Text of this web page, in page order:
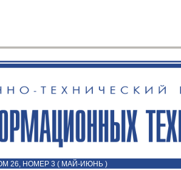
26, НОМЕР 3 ( МАЙ-ИЮНЬ )